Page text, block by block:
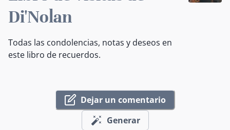
Di'Nolan
Todas las condolencias, notas y deseos en
este libro de recuerdos.
Dejar un comentario
Generar